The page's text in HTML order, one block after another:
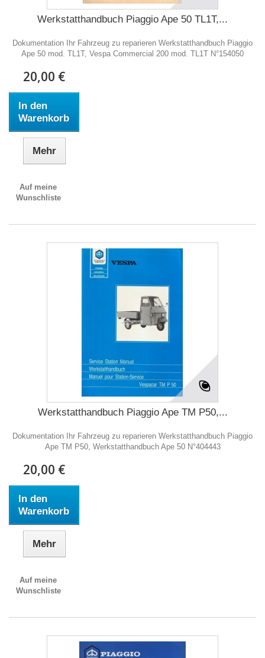
Werkstatthandbuch Piaggio Ape 50 TL1T,...
Dokumentation Ihr Fahrzeug zu reparieren Werkstatthandbuch Piaggio
Ape 50 mod. TL1T, Vespa Commercial 200 mod. TL1T N°154050
20,00 €
In den
Warenkorb
Mehr
Auf meine
Wunschliste
Werkstatthandbuch Piaggio Ape TM P50,...
Dokumentation Ihr Fahrzeug zu reparieren Werkstatthandbuch Piaggio
Ape TM P50, Werkstatthandbuch Ape 50 N°404443
20,00 €
In den
Warenkorb
Mehr
Auf meine
Wunschliste